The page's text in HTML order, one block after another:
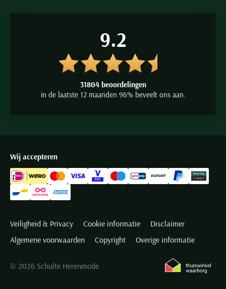
9.2
31804 beoordelingen
in de laatste 12 maanden 96% beveelt ons aan.
Wij accepteren
Veiligheid & Privacy Cookie informatie
Disclaimer
Algemene voorwaarden
Copyright Overige informatie
© 2026 Schulte Herenmode